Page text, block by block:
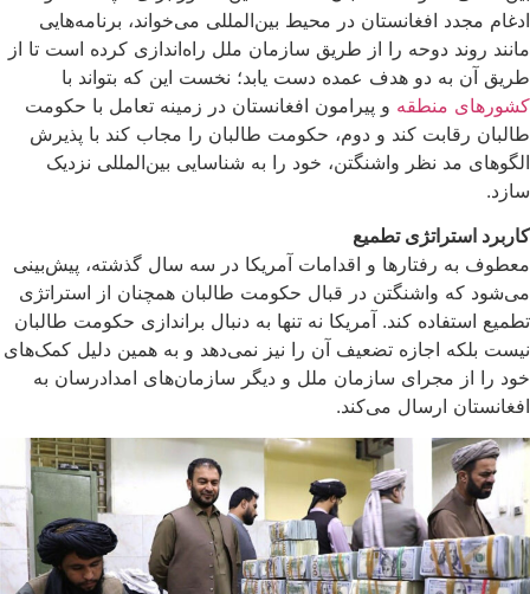
ادغام مجدد افغانستان در محیط بین‌المللی می‌خواند، برنامه‌هایی
مانند روند دوحه را از طریق سازمان ملل راه‌اندازی کرده است تا از
طریق آن به دو هدف عمده دست یابد؛ نخست این که بتواند با
کشورهای منطقه و پیرامون افغانستان در زمینه تعامل با حکومت
طالبان رقابت کند و دوم، حکومت طالبان را مجاب کند با پذیرش
الگوهای مد نظر واشنگتن، خود را به شناسایی بین‌المللی نزدیک
سازد.
کاربرد استراتژی تطمیع
معطوف به رفتار‌ها و اقدامات آمریکا در سه سال گذشته، پیش‌بینی
می‌شود که واشنگتن در قبال حکومت طالبان همچنان از استراتژی‌
تطمیع استفاده کند. آمریکا نه تنها به دنبال براندازی حکومت طالبان
نیست بلکه اجازه تضعیف آن را نیز نمی‌دهد و به همین دلیل کمک‌های
خود را از مجرای سازمان ملل و دیگر سازمان‌های امدادرسان به
افغانستان ارسال می‌کند.